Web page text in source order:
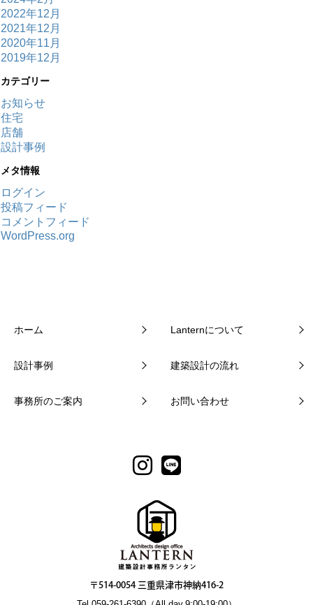
2022年12月
2021年12月
2020年11月
2019年12月
カテゴリー
お知らせ
住宅
店舗
設計事例
メタ情報
ログイン
投稿フィード
コメントフィード
WordPress.org
ホーム Lanternについて
設計事例 建築設計の流れ
事務所のご案内 お問い合わせ
〒514-0054 三重県津市神納416-2